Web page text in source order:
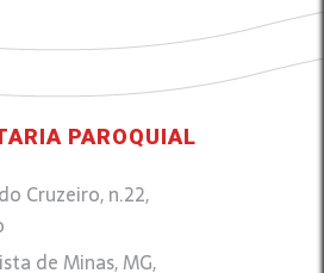
PAROQUIAL
Cruzeiro, n.22,
de Minas, MG,